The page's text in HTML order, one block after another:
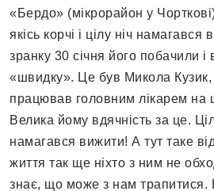
«Бердо» (мікрорайон у
якісь корчі і цілу ніч
зранку 30 січня його побачили і
«швидку». Це був Микола
працював головним лікарем на
Велика йому вдячність за це.
намагався вижити! А тут таке
життя так ще ніхто з ним не
знає, що може з нам трапитися.